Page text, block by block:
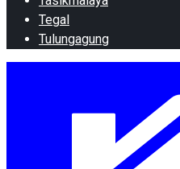
Tegal
Tulungagung